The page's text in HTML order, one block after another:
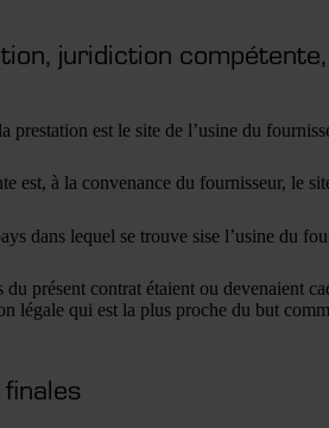
juridiction
prestation est le site de l’usine du
est, à la convenance du fournisseur, le
dans lequel se trouve sise l’usine du
présent contrat étaient ou devenaient
légale qui est la plus proche du but